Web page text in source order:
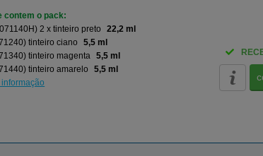
contem o pack:
2 x tinteiro preto
22,2 ml
tinteiro ciano
5,5 ml
tinteiro magenta 5,5 ml
tinteiro amarelo
5,5 ml